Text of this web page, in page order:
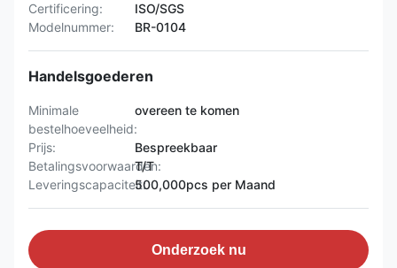
Certificering:
ISO/SGS
Modelnummer:
BR-0104
Handelsgoederen
Minimale
bestelhoeveelheid:
overeen te komen
Prijs:
Bespreekbaar
Betalingsvoorwaarden:
T/T
Leveringscapaciteit:500,000pcs per Maand
Onderzoek nu